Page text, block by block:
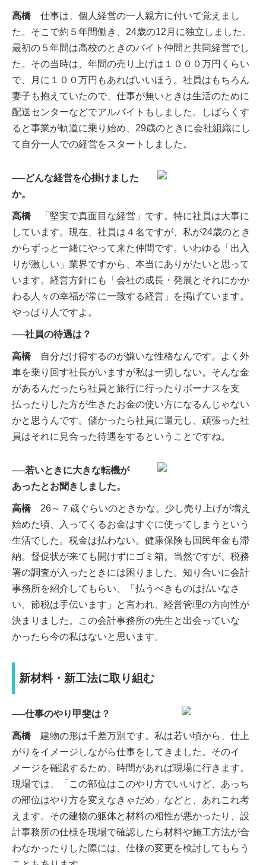
高橋仕事は、個人経営の一人親方に付いて覚えまし
た。そこで約５年間働き、24歳の12月に独立しました。
最初の５年間は高校のときのバイト仲間と共同経営でし
た。その当時は、年間の売り上げは１０００万円くらい
で、月に１００万円もあればいいほう。社員はもちろん
妻子も抱えていたので、仕事が無いときは生活のために
配送センターなどでアルバイトもしました。しばらくす
ると事業が軌道に乗り始め、29歳のときに会社組織にし
て自分一人での経営をスタートしました。
──どんな経営を心掛けました
か。
高橋「堅実で真面目な経営」です。特に社員は大事に
しています。現在、社員は４名ですが、私が24歳のとき
からずっと一緒にやって来た仲間です。いわゆる「出入
りが激しい」業界ですから、本当にありがたいと思って
います。経営方針にも「会社の成長・発展とそれにかか
わる人々の幸福が常に一致する経営」を掲げています。
やっぱり人ですよ。
──社員の待遇は？
高橋自分だけ得するのが嫌いな性格なんです。よく外
車を乗り回す社長がいますが私は一切しない。そんな金
があるんだったら社員と旅行に行ったりボーナスを支
払ったりした方が生きたお金の使い方になるんじゃない
かと思うんです。儲かったら社員に還元し、頑張った社
員はそれに見合った待遇をするということですね。
──若いときに大きな転機が
あったとお聞きしました。
高橋26～７歳ぐらいのときかな。少し売り上げが増え
始めた頃、入ってくるお金はすぐに使ってしまうという
生活でした。税金は払わない。健康保険も国民年金も滞
納。督促状が来ても開けずにゴミ箱。当然ですが、税務
署の調査が入ったときには困りました。知り合いに会計
事務所を紹介してもらい、「払うべきものは払いなさ
い、節税は手伝います」と言われ、経営管理の方向性が
決まりました。この会計事務所の先生と出会っていな
かったら今の私はないと思います。
新材料・新工法に取り組む
──仕事のやり甲斐は？
高橋建物の形は千差万別です。私は若い頃から、仕上
がりをイメージしながら仕事をしてきました。そのイ
メージを確認するため、時間があれば現場に行きます。
現場では、「この部位はこのやり方でいいけど、あっち
の部位はやり方を変えなきゃだめ」などと、あれこれ考
えます。その建物の躯体と材料の相性が悪かったり、設
計事務所の仕様を現場で確認したら材料や施工方法が合
わなかったりした際には、仕様の変更を検討してもらう